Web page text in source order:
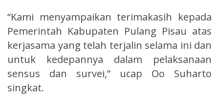
“Kami menyampaikan terimakasih kepada
Pemerintah Kabupaten Pulang Pisau atas
kerjasama yang telah terjalin selama ini dan
untuk kedepannya dalam pelaksanaan
sensus dan survei,” ucap Oo Suharto
singkat.